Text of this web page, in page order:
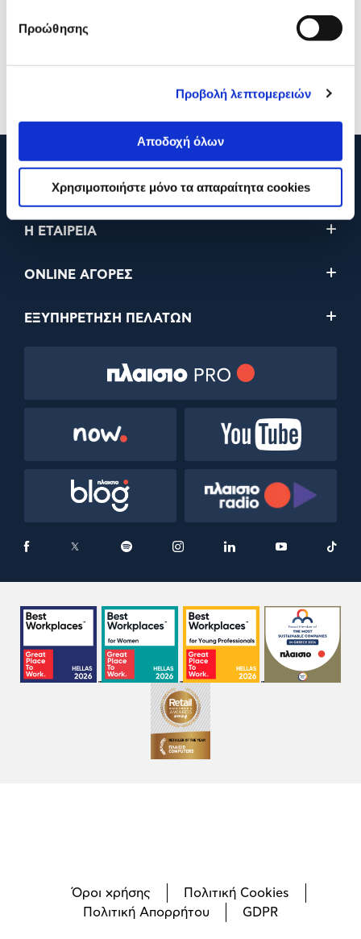
Προώθησης
Προβολή λεπτομερειών
Αποδοχή όλων
Χρησιμοποιήστε μόνο τα απαραίτητα cookies
Προσθήκη
210 2895000
Η ΕΤΑΙΡΕΙΑ
ONLINE ΑΓΟΡΕΣ
ΕΞΥΠΗΡΕΤΗΣΗ ΠΕΛΑΤΩΝ
Όροι χρήσης
Πολιτική Cookies
Πολιτική Απορρήτου
GDPR